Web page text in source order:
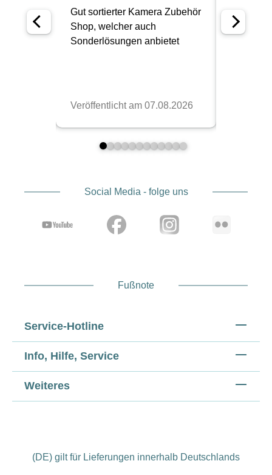
Social Media - folge uns
Fußnote
Service-Hotline
Info, Hilfe, Service
Weiteres
(DE) gilt für Lieferungen innerhalb Deutschlands